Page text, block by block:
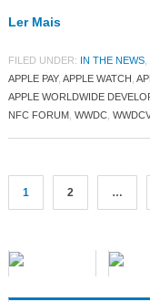
Ler Mais
FILED UNDER: IN THE NEWS,
APPLE PAY, APPLE WATCH
APPLE WORLDWIDE
NFC FORUM, WWDC,
1 2 …